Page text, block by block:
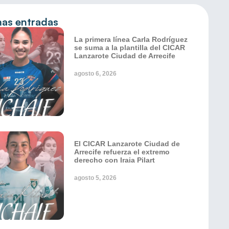
entradas
La primera línea Carla Rodríguez
se suma a la plantilla del CICAR
Lanzarote Ciudad de Arrecife
agosto 6, 2026
El CICAR Lanzarote Ciudad de
Arrecife refuerza el extremo
derecho con Iraia Pilart
agosto 5, 2026